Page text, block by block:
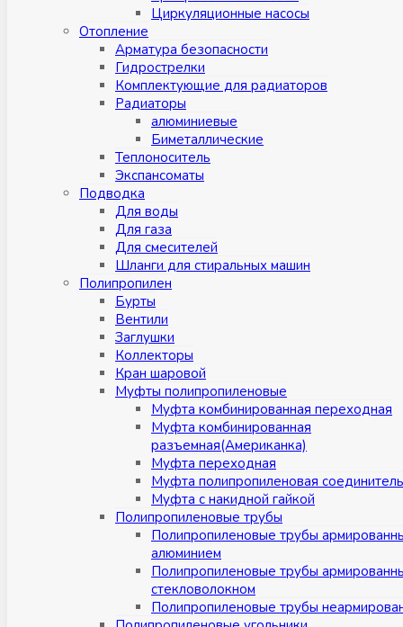
Циркуляционные насосы
Отопление
Арматура безопасности
Гидрострелки
Комплектующие для радиаторов
Радиаторы
алюминиевые
Биметаллические
Теплоноситель
Экспансоматы
Подводка
Для воды
Для газа
Для смесителей
Шланги для стиральных машин
Полипропилен
Бурты
Вентили
Заглушки
Коллекторы
Кран шаровой
Муфты полипропиленовые
Муфта комбинированная переходная
Муфта комбинированная
разъемная(Американка)
Муфта переходная
Муфта полипропиленовая
Муфта с накидной гайкой
Полипропиленовые трубы
Полипропиленовые трубы
алюминием
Полипропиленовые трубы
стекловолокном
Полипропиленовые трубы